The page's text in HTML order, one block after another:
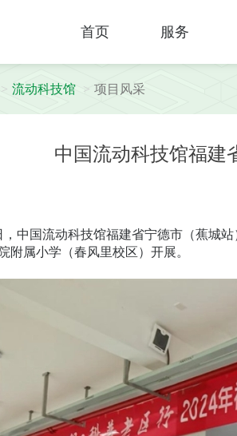
首页 服务
流动科技馆 项目风采
中国流动科技馆福建
国流动科技馆福建省宁德市（蕉城站
附属小学（春风里校区）开展。